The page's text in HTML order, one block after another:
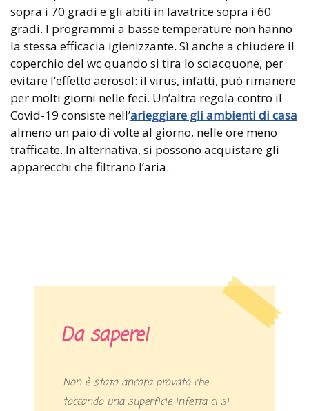
sopra i 70 gradi e gli abiti in lavatrice sopra i 60
gradi. I programmi a basse temperature non hanno
la stessa efficacia igienizzante. Sì anche a chiudere il
coperchio del wc quando si tira lo sciacquone, per
evitare l’effetto aerosol: il virus, infatti, può rimanere
per molti giorni nelle feci. Un’altra regola contro il
Covid-19 consiste nell’arieggiare gli ambienti di casa
almeno un paio di volte al giorno, nelle ore meno
trafficate. In alternativa, si possono acquistare gli
apparecchi che filtrano l’aria.
Da sapere!
Non è stato ancora provato che
toccando una superficie infetta ci si